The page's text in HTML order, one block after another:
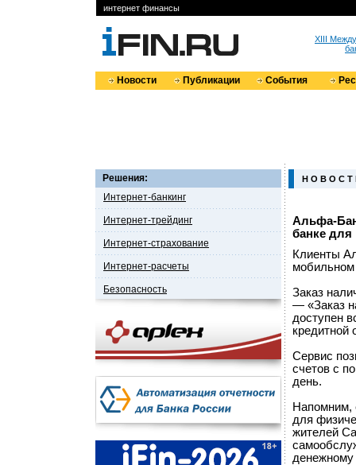
интернет финансы
XIII
Новости Публикации События
Решения:
Интернет-банкинг
Интернет-трейдинг
Интернет-страхование
Интернет-расчеты
Безопасность
Н О В О С Т
Альфа-
банке для
Клиенты
Заказ
— «Заказ
доступен
кредитной
Сервис
счетов с
день.
Напомним,
для
жителей